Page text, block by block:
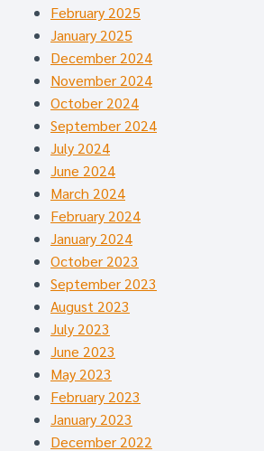
February 2025
January 2025
December 2024
November 2024
October 2024
September 2024
July 2024
June 2024
March 2024
February 2024
January 2024
October 2023
September 2023
August 2023
July 2023
June 2023
May 2023
February 2023
January 2023
December 2022